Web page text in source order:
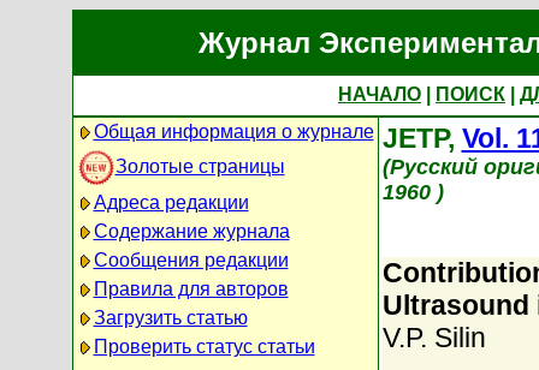
Журнал
НАЧАЛО ПОИСК
Общая информация о журнале
Золотые страницы
Адреса редакции
Содержание журнала
Сообщения редакции
Правила для авторов
Загрузить статью
Проверить статус статьи
JETP, Vol.
(Русский
1960 )
Ultrasound
V.P. Silin